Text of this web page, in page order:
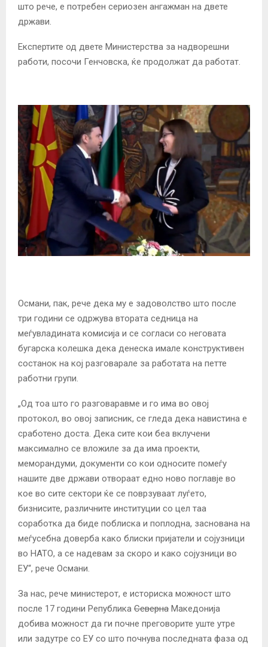
што рече, е потребен сериозен ангажман на двете
држави.
Експертите од двете Министерства за надворешни
работи, посочи Генчовска, ќе продолжат да работат.
Османи, пак, рече дека му е задоволство што после
три години се одржува втората седница на
меѓувладината комисија и се согласи со неговата
бугарска колешка дека денеска имале конструктивен
состанок на кој разговарале за работата на петте
работни групи.
„Од тоа што го разговаравме и го има во овој
протокол, во овој записник, се гледа дека навистина е
сработено доста. Дека сите кои беа вклучени
максимално се вложиле за да има проекти,
меморандуми, документи со кои односите помеѓу
нашите две држави отвораат едно ново поглавје во
кое во сите сектори ќе се поврзуваат луѓето,
бизнисите, различните институции со цел таа
соработка да биде поблиска и поплодна, заснована на
меѓусебна доверба како блиски пријатели и сојузници
во НАТО, а се надевам за скоро и како сојузници во
ЕУ“, рече Османи.
За нас, рече министерот, е историска можност што
после 17 години Република Северна Македонија
добива можност да ги почне преговорите уште утре
или задутре со ЕУ со што почнува последната фаза од